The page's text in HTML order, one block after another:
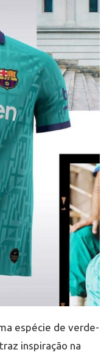
espécie de verde-
inspiração na